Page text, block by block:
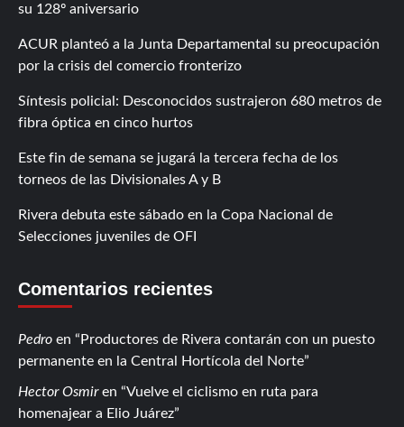
su 128º aniversario
ACUR planteó a la Junta Departamental su preocupación
por la crisis del comercio fronterizo
Síntesis policial: Desconocidos sustrajeron 680 metros de
fibra óptica en cinco hurtos
Este fin de semana se jugará la tercera fecha de los
torneos de las Divisionales A y B
Rivera debuta este sábado en la Copa Nacional de
Selecciones juveniles de OFI
Comentarios recientes
Pedro en
Productores de Rivera contarán con un puesto
permanente en la Central Hortícola del Norte
Hector Osmiren
Vuelve el ciclismo en ruta para
homenajear a Elio Juárez